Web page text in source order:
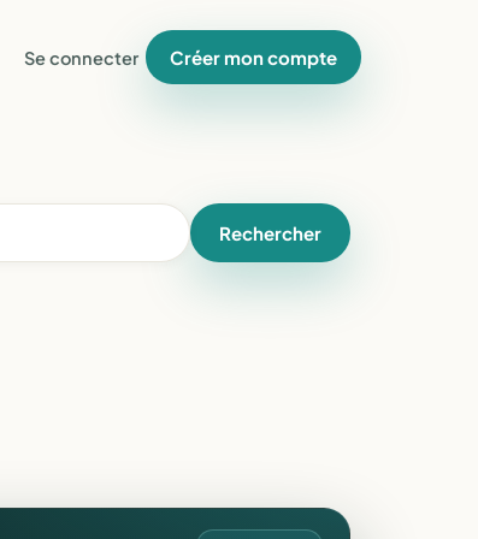
Se connecter Créer mon compte
Rechercher